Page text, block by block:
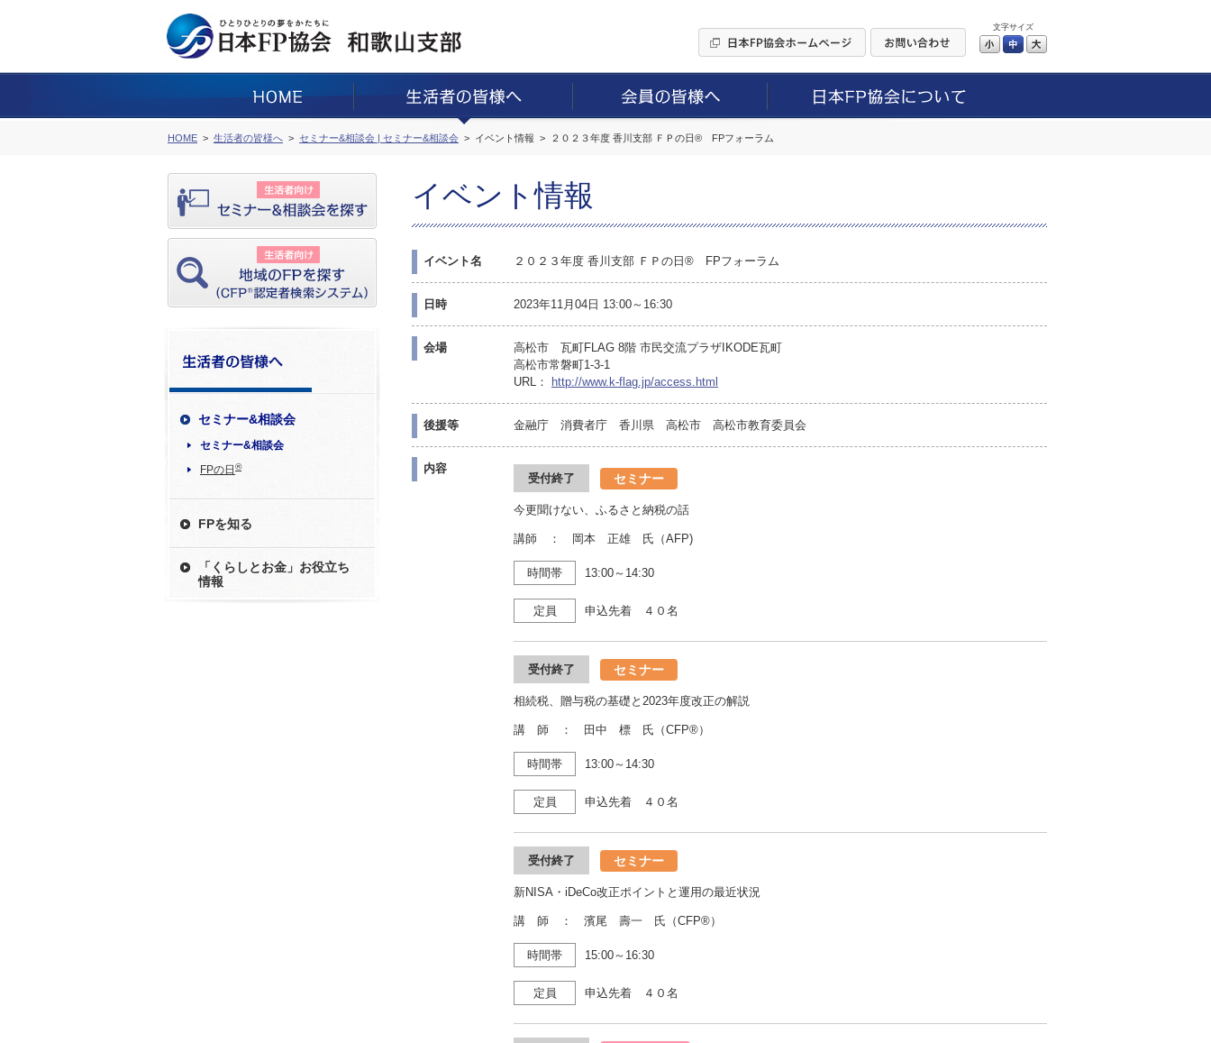
文字サイズ
小 中
HOME 生活者の皆様へ セミナー&相談会 | セミナー&相談会 イベント情報 ２０２３年度 香川支部 ＦＰの日® FPフォーラム
セミナー&相談会
セミナー&相談会
FPの日 ®
FPを知る
「くらしとお金」お役立ち
情報
イベント情報
イベント名 ２０２３年度 香川支部 ＦＰの日® FPフォーラム
日時 2023年11月04日 13:00～16:30
会場
高松市 瓦町FLAG 8階 市民交流プラザIKODE瓦町
高松市常磐町1-3-1
URL：
http://www.k-flag.jp/access.html
後援等 金融庁 消費者庁 香川県 高松市 高松市教育委員会
内容
受付終了 セミナー
今更聞けない、ふるさと納税の話
講師 ： 岡本 正雄 氏（AFP)
時間帯 13:00～14:30
定員 申込先着 ４０名
受付終了 セミナー
相続税、贈与税の基礎と2023年度改正の解説
講 師 ： 田中 標 氏（CFP®）
時間帯 13:00～14:30
定員 申込先着 ４０名
受付終了 セミナー
新NISA・iDeCo改正ポイントと運用の最近状況
講 師 ： 濱尾 壽一 氏（CFP®）
時間帯 15:00～16:30
定員 申込先着 ４０名